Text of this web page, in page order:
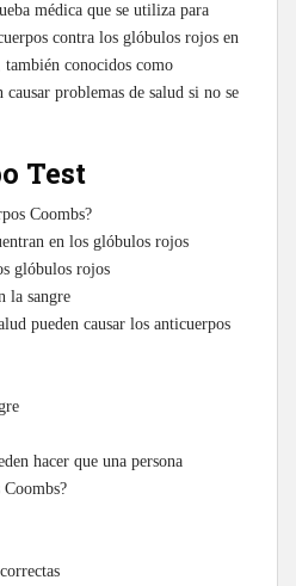
médica que se utiliza para
contra los glóbulos rojos en
también conocidos como
problemas de salud si no se
Test
Coombs?
en los glóbulos rojos
glóbulos rojos
la sangre
pueden causar los anticuerpos
hacer que una persona